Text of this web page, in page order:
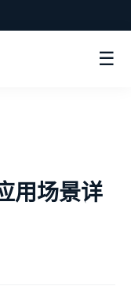
☰
用场景详